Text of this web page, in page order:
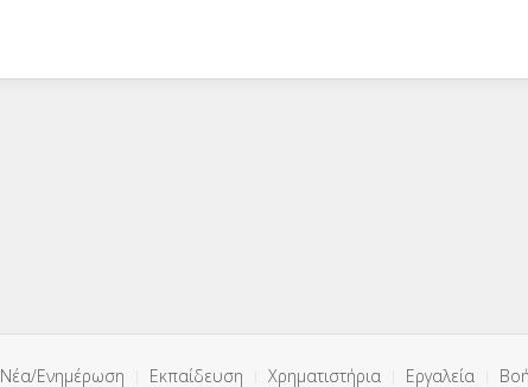
Νέα/Ενημέρωση Εκπαίδευση Χρηματιστήρια Εργαλεία